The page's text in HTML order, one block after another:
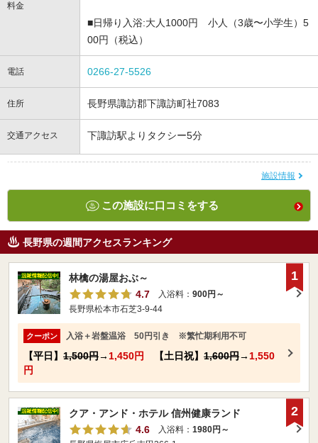
料金
■日帰り入浴:大人1000円 小人（3歳〜小学生）5
00円（税込）
電話 0266-27-5526
住所 長野県諏訪郡下諏訪町社7083
交通アクセス 下諏訪駅よりタクシー5分
施設情報
この施設に口コミをする
長野県の週間アクセスランキング
林檎の湯屋おぶ～
4.7
入浴料： 900円～
長野県松本市石芝3-9-44
クーポン 入浴＋岩盤温浴 50円引き ※繁忙期利用不可
【平日】 1,500円→ 1,450円 【土日祝】 1,600円→ 1,550
円
1
クア・アンド・ホテル 信州健康ランド
4.6
入浴料： 1980円～
2